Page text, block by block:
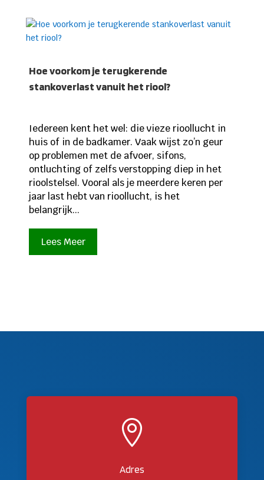
Hoe voorkom je terugkerende
stankoverlast vanuit het riool?
Iedereen kent het wel: die vieze rioollucht in
huis of in de badkamer. Vaak wijst zo’n geur
op problemen met de afvoer, sifons,
ontluchting of zelfs verstopping diep in het
rioolstelsel. Vooral als je meerdere keren per
jaar last hebt van rioollucht, is het
belangrijk...
Lees Meer

Adres